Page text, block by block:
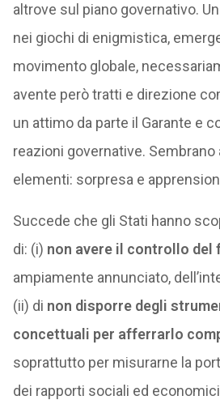
altrove sul piano governativo.
nei giochi di enigmistica,
movimento globale,
avente però tratti e direzione
un attimo da parte il Garante e
reazioni governative.
elementi: sorpresa e
Succede che gli Stati hanno
di: (i) non avere il controllo del
ampiamente annunciato,
(ii) di non disporre degli
concettuali per afferrarlo
soprattutto per misurarne la
dei rapporti sociali ed